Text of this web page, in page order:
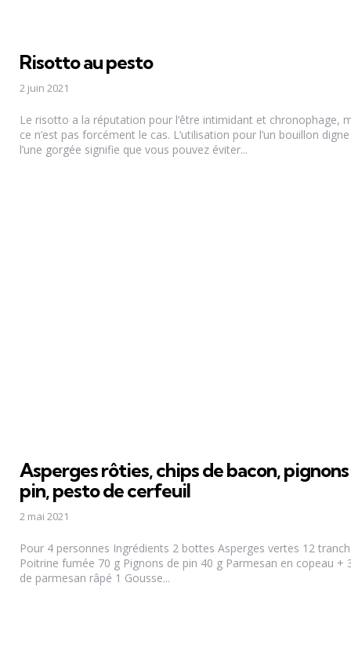
Risotto au pesto
2 juin 2021
Le risotto a la réputation pour l’être intimidant et chronophage,
ce n’est pas forcément le cas. L’utilisation pour l’un bouillon
l’une gorgée signifie que vous pouvez éviter...
Asperges rôties, chips de bacon,
pin, pesto de cerfeuil
2 mai 2021
Pour 4 personnes Ingrédients 2 bottes Asperges vertes 12
Poitrine fumée 70 g Pignons de pin 40 g Parmesan en copeau +
de parmesan râpé 1 Gousse...